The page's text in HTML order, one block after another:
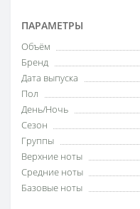
ПАРАМЕТРЫ
Объём
Бренд
Дата выпуска
Пол
День/Ночь
Сезон
Группы
Верхние ноты
Средние ноты
Базовые ноты